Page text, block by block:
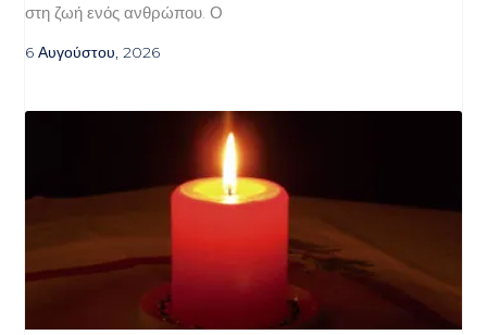
στη ζωή ενός ανθρώπου. Ο
6 Αυγούστου, 2026